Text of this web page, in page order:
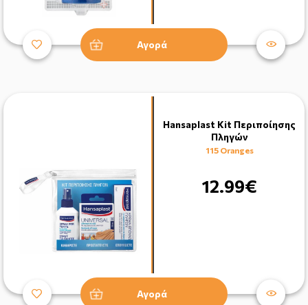
Αγορά
Hansaplast Kit Περιποίησης
Πληγών
115 Oranges
12.99€
Αγορά